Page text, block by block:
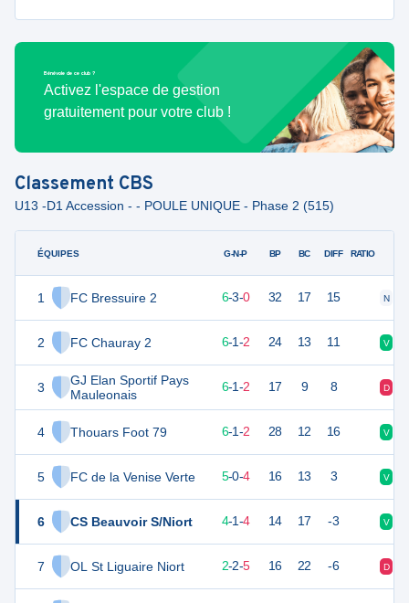
Bénévole de ce club ?
Activez l'espace de gestion
gratuitement pour votre club !
Classement CBS
U13 -D1 Accession - - POULE UNIQUE - Phase 2 (515)
ÉQUIPES
1 FC Bressuire 2
2 FC Chauray 2
3
GJ Elan Sportif Pays
Mauleonais
4 Thouars Foot 79
5 FC de la Venise Verte
6 CS Beauvoir S/Niort
7 OL St Liguaire Niort
G-N-P BP BC DIFF RATIO
6-3-0 32 17 15 N
6-1-2 24 13 11 V
19 6-1-2 17 9 8 D
19 6-1-2 28 12 16 V
15 9 5-0-4 16 13 3 V
13 4-1-4 14 17 -3 V
8 2-2-5 16 22 -6 D